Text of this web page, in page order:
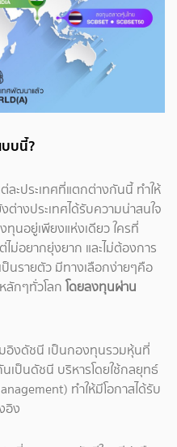
บบนี้?
ะประเทศที่แตกต่างกันนี้ ทำให้
างประเทศได้รับความน่าสนใจ
นอยู่เพียงแห่งเดียว ใครที่
ม่อยากยุ่งยาก และไม่ต้องการ
นรายตัว มีทางเลือกง่ายๆคือ
กๆทั่วโลก โดยลงทุนผ่าน
อิงดัชนี เป็นกองทุนรวมหุ้นที่
ป็นดัชนี บริหารโดยใช้กลยุทธ์
ทำให้มีโอกาสได้รับ
อิง